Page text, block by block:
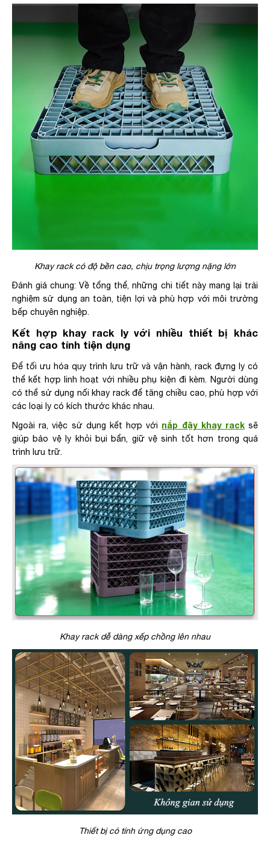
Khay rack có độ bền cao, chịu trọng lượng nặng lớn
Đánh giá chung: Về tổng thể, những chi tiết này mang lại trải
nghiệm sử dụng an toàn, tiện lợi và phù hợp với môi trường
bếp chuyên nghiệp.
Kết hợp khay rack ly với nhiều thiết bị khác
nâng cao tính tiện dụng
Để tối ưu hóa quy trình lưu trữ và vận hành, rack đựng ly có
thể kết hợp linh hoạt với nhiều phụ kiện đi kèm. Người dùng
có thể sử dụng nối khay rack để tăng chiều cao, phù hợp với
các loại ly có kích thước khác nhau.
Ngoài ra, việc sử dụng kết hợp với nắp đậy khay racksẽ
giúp bảo vệ ly khỏi bụi bẩn, giữ vệ sinh tốt hơn trong quá
trình lưu trữ.
Khay rack dễ dàng xếp chồng lên nhau
Thiết bị có tính ứng dụng cao